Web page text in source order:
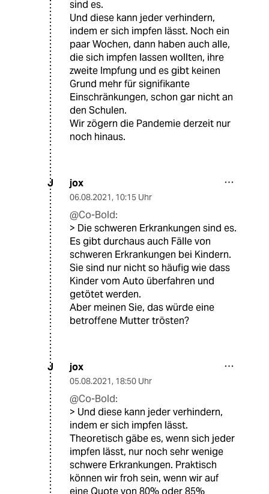
sind es.
Und diese kann jeder verhindern,
indem er sich impfen lässt. Noch ein
paar Wochen, dann haben auch alle,
die sich impfen lassen wollten, ihre
zweite Impfung und es gibt keinen
Grund mehr für signifikante
Einschränkungen, schon gar nicht an
den Schulen.
Wir zögern die Pandemie derzeit nur
noch hinaus.
J jox
06.08.2021, 10:15 Uhr
@Co-Bold:
> Die schweren Erkrankungen sind es.
Es gibt durchaus auch Fälle von
schweren Erkrankungen bei Kindern.
Sie sind nur nicht so häufig wie dass
Kinder vom Auto überfahren und
getötet werden.
Aber meinen Sie, das würde eine
betroffene Mutter trösten?
J jox
05.08.2021, 18:50 Uhr
@Co-Bold:
> Und diese kann jeder verhindern,
indem er sich impfen lässt.
Theoretisch gäbe es, wenn sich jeder
impfen lässt, nur noch sehr wenige
schwere Erkrankungen. Praktisch
können wir froh sein, wenn wir auf
eine Quote von 80% oder 85%